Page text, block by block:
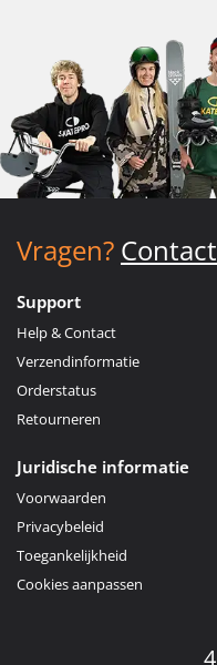
Vragen?
Support
Help & Contact
Verzendinformatie
Orderstatus
Retourneren
Juridische informatie
Voorwaarden
Privacybeleid
Toegankelijkheid
Cookies aanpassen